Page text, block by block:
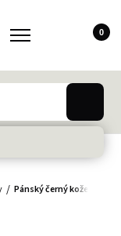
0
Pánský černý kožený